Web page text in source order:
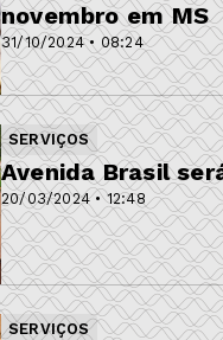
31/10/2024 • 08:24
novembro em MS
SERVIÇOS
20/03/2024 • 12:48
Avenida Brasil
SERVIÇOS